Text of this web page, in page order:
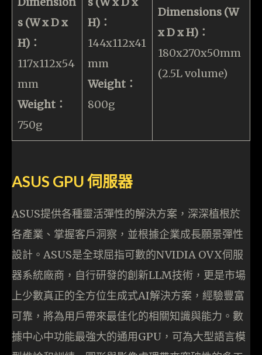
s (W x D x
H)：
117x112x54
mm
Weight：
750g
H)：
144x112x41
mm
Weight：
800g
Dimensions (W
x D x H)：
180x270x50mm
(2.5L volume)
ASUS GPU 伺服器
ASUS提供各種靈活彈性的解決方案，深深植根於
各產業、掌握客戶洞察，並根據企業成長願景彈性
設計。ASUS是全球屈指可數的NVIDIA OVX伺服
器系統廠商，自行研發的創新LLM技術，更是市場
上少數真正的全方位生成式AI解決方案，經驗豐富
可靠，將為用戶帶來最佳化的相關知識與能力。數
據中心中功能最強大的通用GPU，可為大型語言模